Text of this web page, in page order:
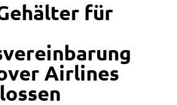
für
Airlines